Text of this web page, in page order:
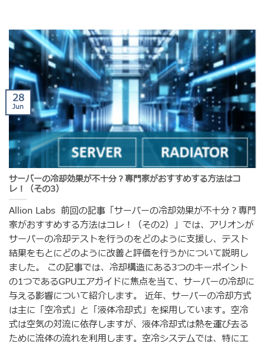
サーバーの冷却効果が不十分？専門家がおすすめする方法はコ
レ！（その3）
Allion Labs 前回の記事「サーバーの冷却効果が不十分？専門
家がおすすめする方法はコレ！（その2）」では、アリオンが
サーバーの冷却テストを行うのをどのように支援し、テスト
結果をもとにどのように改善と評価を行うかについて説明し
ました。 この記事では、冷却構造にある3つのキーポイント
の1つであるGPUエアガイドに焦点を当て、サーバーの冷却に
与える影響について紹介します。 近年、サーバーの冷却方式
は主に「空冷式」と「液体冷却式」を採用しています。空冷
式は空気の対流に依存しますが、液体冷却式は熱を運び去る
ために流体の流れを利用します。空冷システムでは、特にエ
28
Jun